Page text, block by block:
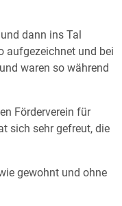
dann ins Tal
aufgezeichnet und bei
waren so während
Förderverein für
sich sehr gefreut, die
gewohnt und ohne